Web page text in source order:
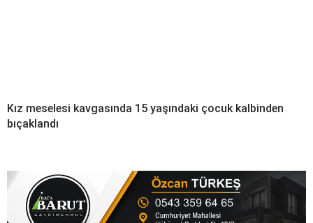
Kız meselesi kavgasında 15 yaşındaki çocuk kalbinden
bıçaklandı